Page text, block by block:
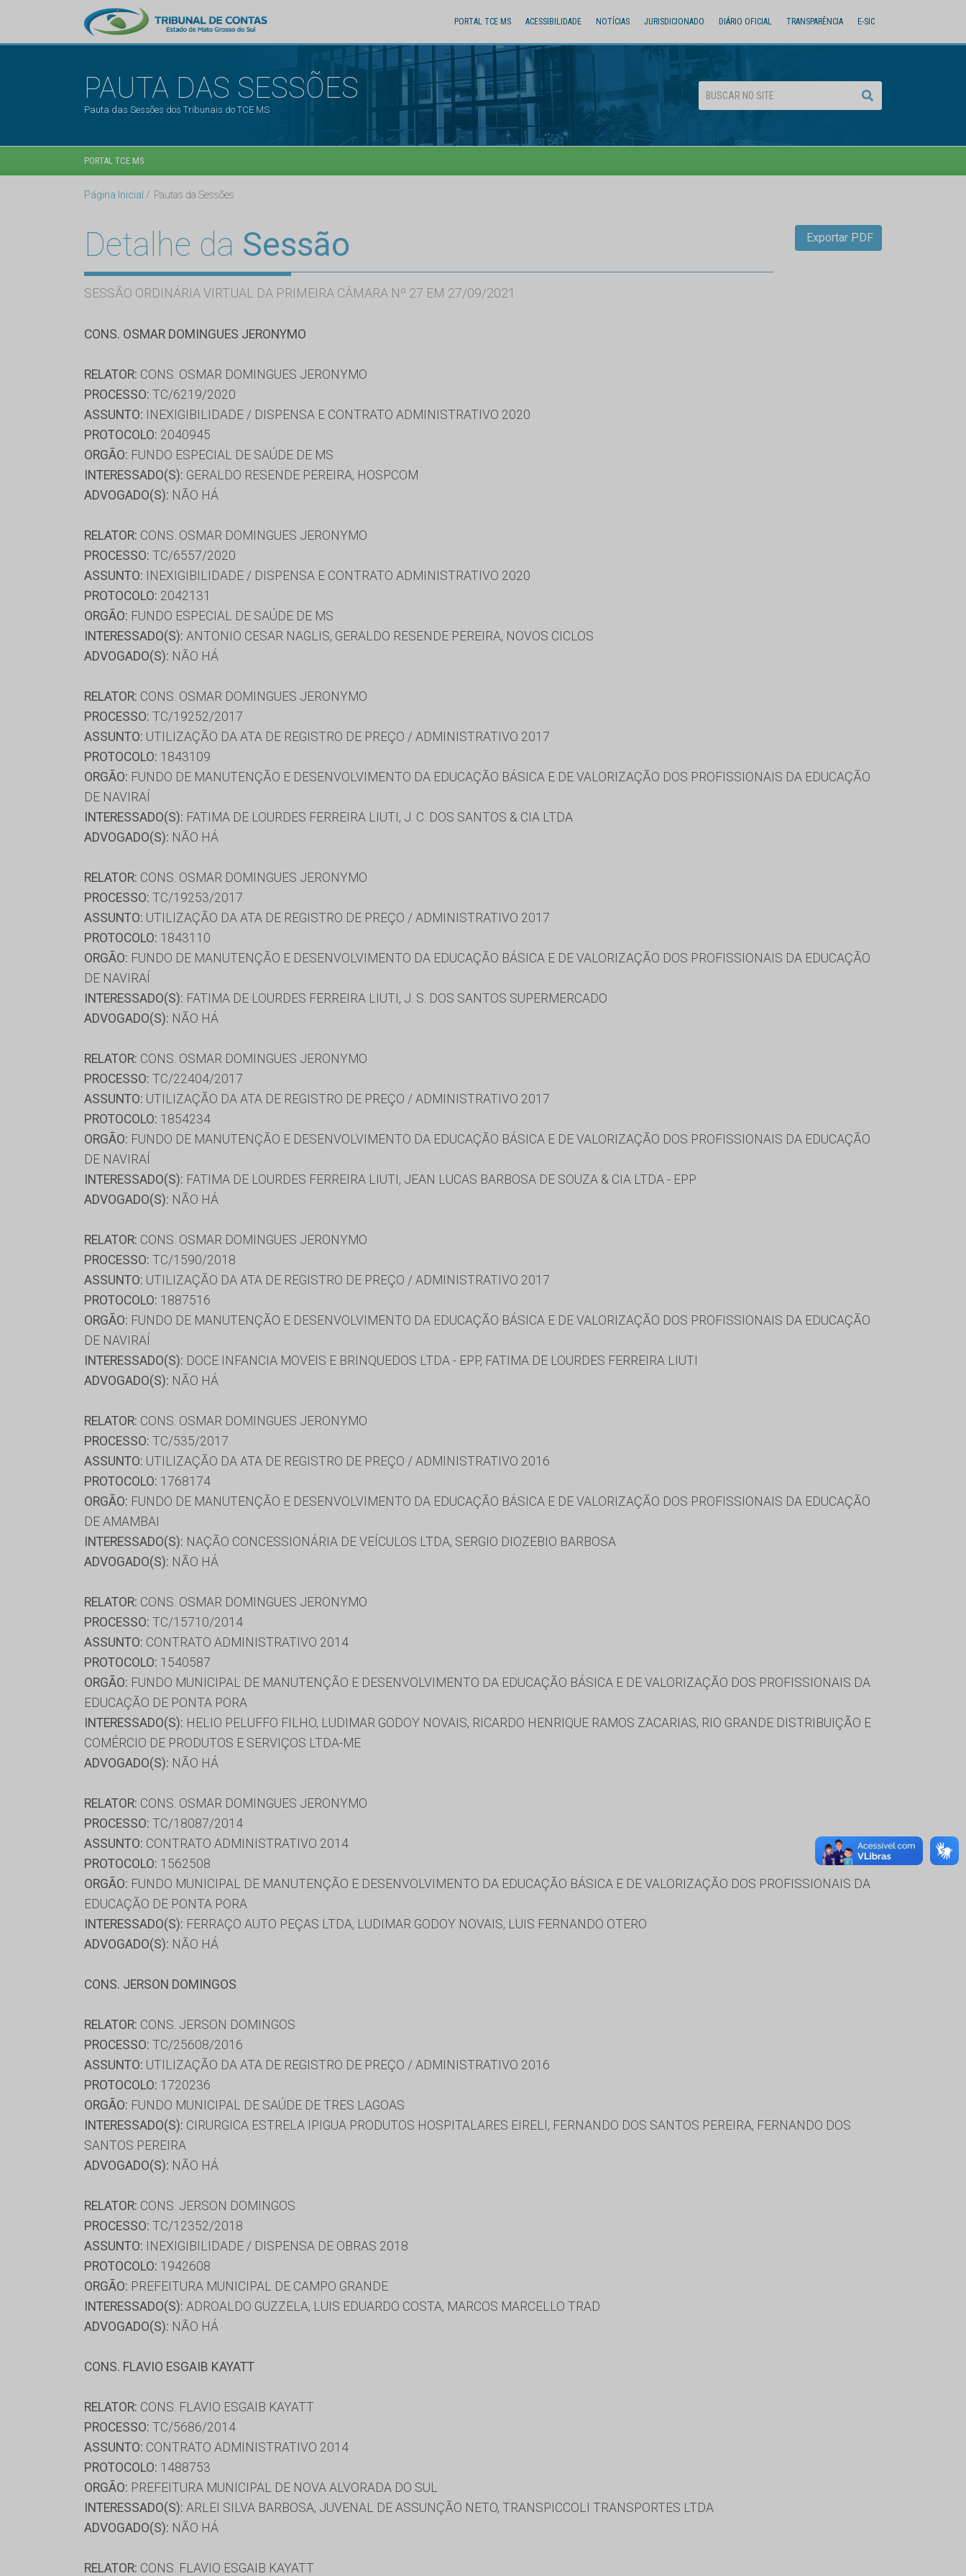
PORTAL TCE MS ACESSIBILIDADE NOTÍCIAS JURISDICIONADO DIÁRIO OFICIAL TRANSPARÊNCIA E-SIC
PAUTA DAS SESSÕES
Pauta das Sessões dos Tribunais do TCE MS
PORTAL TCE MS
Página Inicial Pautas da Sessões
Detalhe da Sessão
SESSÃO ORDINÁRIA VIRTUAL DA PRIMEIRA CÂMARA Nº 27 EM 27/09/2021
Exportar PDF
CONS. OSMAR DOMINGUES JERONYMO
RELATOR: CONS. OSMAR DOMINGUES JERONYMO
PROCESSO: TC/6219/2020
ASSUNTO: INEXIGIBILIDADE / DISPENSA E CONTRATO ADMINISTRATIVO 2020
PROTOCOLO: 2040945
ORGÃO: FUNDO ESPECIAL DE SAÚDE DE MS
INTERESSADO(S): GERALDO RESENDE PEREIRA, HOSPCOM
ADVOGADO(S): NÃO HÁ
RELATOR: CONS. OSMAR DOMINGUES JERONYMO
PROCESSO: TC/6557/2020
ASSUNTO: INEXIGIBILIDADE / DISPENSA E CONTRATO ADMINISTRATIVO 2020
PROTOCOLO: 2042131
ORGÃO: FUNDO ESPECIAL DE SAÚDE DE MS
INTERESSADO(S): ANTONIO CESAR NAGLIS, GERALDO RESENDE PEREIRA, NOVOS CICLOS
ADVOGADO(S): NÃO HÁ
RELATOR: CONS. OSMAR DOMINGUES JERONYMO
PROCESSO: TC/19252/2017
ASSUNTO: UTILIZAÇÃO DA ATA DE REGISTRO DE PREÇO / ADMINISTRATIVO 2017
PROTOCOLO: 1843109
ORGÃO: FUNDO DE MANUTENÇÃO E DESENVOLVIMENTO DA EDUCAÇÃO BÁSICA E DE VALORIZAÇÃO DOS PROFISSIONAIS DA EDUCAÇÃO
DE NAVIRAÍ
INTERESSADO(S): FATIMA DE LOURDES FERREIRA LIUTI, J. C. DOS SANTOS & CIA LTDA
ADVOGADO(S): NÃO HÁ
RELATOR: CONS. OSMAR DOMINGUES JERONYMO
PROCESSO: TC/19253/2017
ASSUNTO: UTILIZAÇÃO DA ATA DE REGISTRO DE PREÇO / ADMINISTRATIVO 2017
PROTOCOLO: 1843110
ORGÃO: FUNDO DE MANUTENÇÃO E DESENVOLVIMENTO DA EDUCAÇÃO BÁSICA E DE VALORIZAÇÃO DOS PROFISSIONAIS DA EDUCAÇÃO
DE NAVIRAÍ
INTERESSADO(S): FATIMA DE LOURDES FERREIRA LIUTI, J. S. DOS SANTOS SUPERMERCADO
ADVOGADO(S): NÃO HÁ
RELATOR: CONS. OSMAR DOMINGUES JERONYMO
PROCESSO: TC/22404/2017
ASSUNTO: UTILIZAÇÃO DA ATA DE REGISTRO DE PREÇO / ADMINISTRATIVO 2017
PROTOCOLO: 1854234
ORGÃO: FUNDO DE MANUTENÇÃO E DESENVOLVIMENTO DA EDUCAÇÃO BÁSICA E DE VALORIZAÇÃO DOS PROFISSIONAIS DA EDUCAÇÃO
DE NAVIRAÍ
INTERESSADO(S): FATIMA DE LOURDES FERREIRA LIUTI, JEAN LUCAS BARBOSA DE SOUZA & CIA LTDA - EPP
ADVOGADO(S): NÃO HÁ
RELATOR: CONS. OSMAR DOMINGUES JERONYMO
PROCESSO: TC/1590/2018
ASSUNTO: UTILIZAÇÃO DA ATA DE REGISTRO DE PREÇO / ADMINISTRATIVO 2017
PROTOCOLO: 1887516
ORGÃO: FUNDO DE MANUTENÇÃO E DESENVOLVIMENTO DA EDUCAÇÃO BÁSICA E DE VALORIZAÇÃO DOS PROFISSIONAIS DA EDUCAÇÃO
DE NAVIRAÍ
INTERESSADO(S): DOCE INFANCIA MOVEIS E BRINQUEDOS LTDA - EPP, FATIMA DE LOURDES FERREIRA LIUTI
ADVOGADO(S): NÃO HÁ
RELATOR: CONS. OSMAR DOMINGUES JERONYMO
PROCESSO: TC/535/2017
ASSUNTO: UTILIZAÇÃO DA ATA DE REGISTRO DE PREÇO / ADMINISTRATIVO 2016
PROTOCOLO: 1768174
ORGÃO: FUNDO DE MANUTENÇÃO E DESENVOLVIMENTO DA EDUCAÇÃO BÁSICA E DE VALORIZAÇÃO DOS PROFISSIONAIS DA EDUCAÇÃO
DE AMAMBAI
INTERESSADO(S): NAÇÃO CONCESSIONÁRIA DE VEÍCULOS LTDA, SERGIO DIOZEBIO BARBOSA
ADVOGADO(S): NÃO HÁ
RELATOR: CONS. OSMAR DOMINGUES JERONYMO
PROCESSO: TC/15710/2014
ASSUNTO: CONTRATO ADMINISTRATIVO 2014
PROTOCOLO: 1540587
ORGÃO: FUNDO MUNICIPAL DE MANUTENÇÃO E DESENVOLVIMENTO DA EDUCAÇÃO BÁSICA E DE VALORIZAÇÃO DOS PROFISSIONAIS DA
EDUCAÇÃO DE PONTA PORA
INTERESSADO(S): HELIO PELUFFO FILHO, LUDIMAR GODOY NOVAIS, RICARDO HENRIQUE RAMOS ZACARIAS, RIO GRANDE DISTRIBUIÇÃO E
COMÉRCIO DE PRODUTOS E SERVIÇOS LTDA-ME
ADVOGADO(S): NÃO HÁ
RELATOR: CONS. OSMAR DOMINGUES JERONYMO
PROCESSO: TC/18087/2014
ASSUNTO: CONTRATO ADMINISTRATIVO 2014
PROTOCOLO: 1562508
ORGÃO: FUNDO MUNICIPAL DE MANUTENÇÃO E DESENVOLVIMENTO DA EDUCAÇÃO BÁSICA E DE VALORIZAÇÃO DOS PROFISSIONAIS DA
EDUCAÇÃO DE PONTA PORA
INTERESSADO(S): FERRAÇO AUTO PEÇAS LTDA, LUDIMAR GODOY NOVAIS, LUIS FERNANDO OTERO
ADVOGADO(S): NÃO HÁ
CONS. JERSON DOMINGOS
RELATOR: CONS. JERSON DOMINGOS
PROCESSO: TC/25608/2016
ASSUNTO: UTILIZAÇÃO DA ATA DE REGISTRO DE PREÇO / ADMINISTRATIVO 2016
PROTOCOLO: 1720236
ORGÃO: FUNDO MUNICIPAL DE SAÚDE DE TRES LAGOAS
INTERESSADO(S): CIRURGICA ESTRELA IPIGUA PRODUTOS HOSPITALARES EIRELI, FERNANDO DOS SANTOS PEREIRA, FERNANDO DOS
SANTOS PEREIRA
ADVOGADO(S): NÃO HÁ
RELATOR: CONS. JERSON DOMINGOS
PROCESSO: TC/12352/2018
ASSUNTO: INEXIGIBILIDADE / DISPENSA DE OBRAS 2018
PROTOCOLO: 1942608
ORGÃO: PREFEITURA MUNICIPAL DE CAMPO GRANDE
INTERESSADO(S): ADROALDO GUZZELA, LUIS EDUARDO COSTA, MARCOS MARCELLO TRAD
ADVOGADO(S): NÃO HÁ
CONS. FLAVIO ESGAIB KAYATT
RELATOR: CONS. FLAVIO ESGAIB KAYATT
PROCESSO: TC/5686/2014
ASSUNTO: CONTRATO ADMINISTRATIVO 2014
PROTOCOLO: 1488753
ORGÃO: PREFEITURA MUNICIPAL DE NOVA ALVORADA DO SUL
INTERESSADO(S): ARLEI SILVA BARBOSA, JUVENAL DE ASSUNÇÃO NETO, TRANSPICCOLI TRANSPORTES LTDA
ADVOGADO(S): NÃO HÁ
RELATOR: CONS. FLAVIO ESGAIB KAYATT